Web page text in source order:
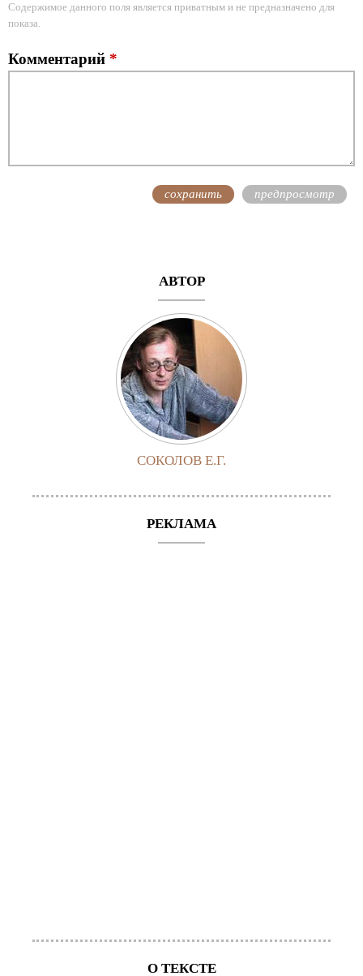
Содержимое данного поля является приватным и не предназначено для
показа.
Комментарий *
АВТОР
СОКОЛОВ Е.Г.
РЕКЛАМА
О ТЕКСТЕ